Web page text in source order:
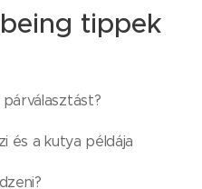
tippek
és a kutya példája